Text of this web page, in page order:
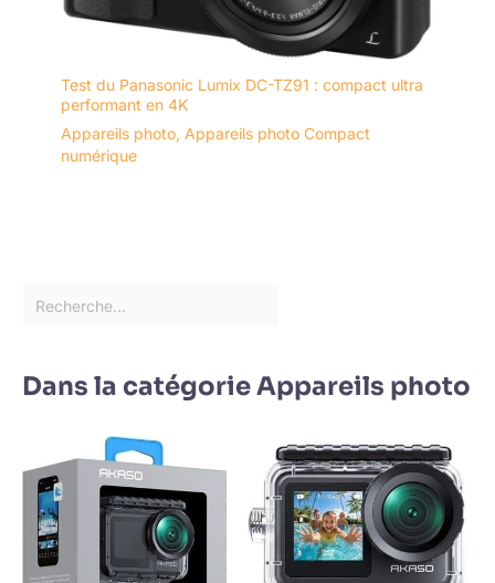
Test du Panasonic Lumix DC-TZ91 : compact ultra
performant en 4K
Appareils photo, Appareils photo Compact
numérique
Dans la catégorie Appareils photo